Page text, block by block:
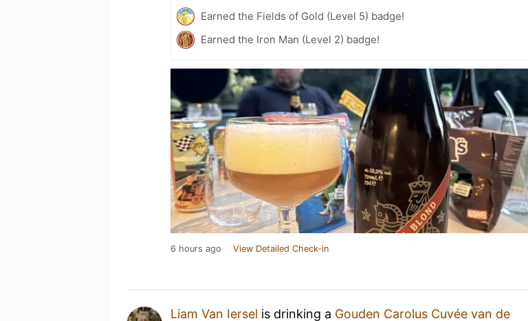
Earned the Fields of Gold (Level 5) badge!
Earned the Iron Man (Level 2) badge!
6 hours ago View Detailed Check-in
Liam Van Iersel is drinking a Gouden Carolus Cuvée van de